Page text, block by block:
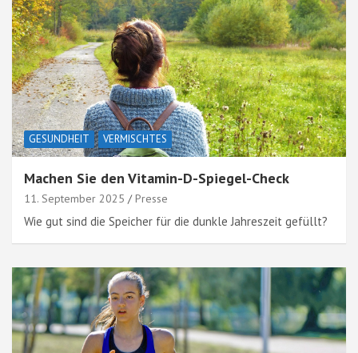
GESUNDHEIT VERMISCHTES
Machen Sie den Vitamin-D-Spiegel-Check
11. September 2025 Presse
Wie gut sind die Speicher für die dunkle Jahreszeit gefüllt?